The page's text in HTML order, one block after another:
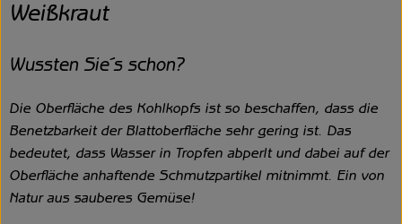
Weißkraut
Wussten Sie´s schon?
Die Oberfläche des Kohlkopfs ist so beschaffen, dass die
Benetzbarkeit der Blattoberfläche sehr gering ist. Das
bedeutet, dass Wasser in Tropfen abperlt und dabei auf der
Oberfläche anhaftende Schmutzpartikel mitnimmt. Ein von
Natur aus sauberes Gemüse!